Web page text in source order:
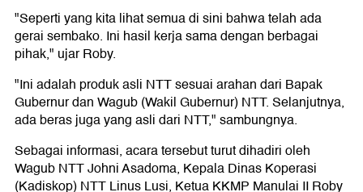
"Seperti yang kita lihat semua di sini bahwa telah ada
gerai sembako. Ini hasil kerja sama dengan berbagai
pihak," ujar Roby.
"Ini adalah produk asli NTT sesuai arahan dari Bapak
Gubernur dan Wagub (Wakil Gubernur) NTT. Selanjutnya,
ada beras juga yang asli dari NTT," sambungnya.
Sebagai informasi, acara tersebut turut dihadiri oleh
Wagub NTT Johni Asadoma, Kepala Dinas Koperasi
(Kadiskop) NTT Linus Lusi, Ketua KKMP Manulai II Roby